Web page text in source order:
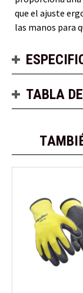
que el ajuste
las manos para
TABLA